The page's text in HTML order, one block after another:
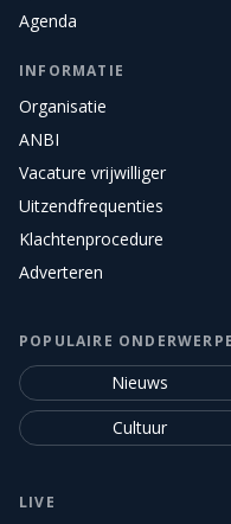
Agenda
INFORMATIE
Organisatie
ANBI
Vacature vrijwilliger
Uitzendfrequenties
Klachtenprocedure
Adverteren
POPULAIRE
Nieuws
Cultuur
LIVE